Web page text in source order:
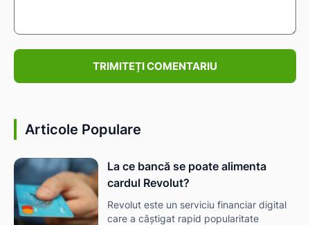
Articole Populare
La ce bancă se poate alimenta
cardul Revolut?
Revolut este un serviciu financiar digital
care a câștigat rapid popularitate